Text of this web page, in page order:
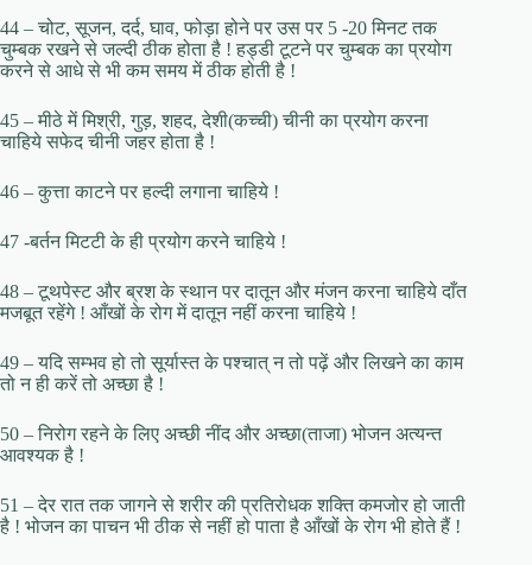
44 – चोट, सूजन, दर्द, घाव, फोड़ा होने पर उस पर 5 -20 मिनट तक
चुम्बक रखने से जल्दी ठीक होता है ! हड्डी टूटने पर चुम्बक का प्रयोग
करने से आधे से भी कम समय में ठीक होती है !
45 – मीठे में मिश्री, गुड़, शहद, देशी(कच्ची) चीनी का प्रयोग करना
चाहिये सफेद चीनी जहर होता है !
46 – कुत्ता काटने पर हल्दी लगाना चाहिये !
47 -बर्तन मिटटी के ही प्रयोग करने चाहिये !
48 – टूथपेस्ट और ब्रश के स्थान पर दातून और मंजन करना चाहिये दाँत
मजबूत रहेंगे ! आँखों के रोग में दातून नहीं करना चाहिये !
49 – यदि सम्भव हो तो सूर्यास्त के पश्चात् न तो पढ़ें और लिखने का काम
तो न ही करें तो अच्छा है !
50 – निरोग रहने के लिए अच्छी नींद और अच्छा(ताजा) भोजन अत्यन्त
आवश्यक है !
51 – देर रात तक जागने से शरीर की प्रतिरोधक शक्ति कमजोर हो जाती
है ! भोजन का पाचन भी ठीक से नहीं हो पाता है आँखों के रोग भी होते हैं !